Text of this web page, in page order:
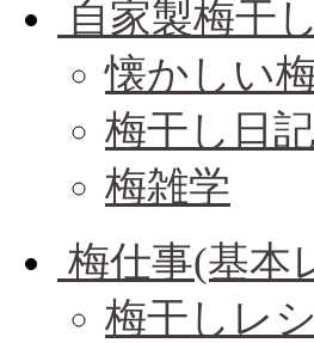
自家製梅干
懐かしい
梅干し日記
梅雑学
梅仕事(基本
梅干しレ